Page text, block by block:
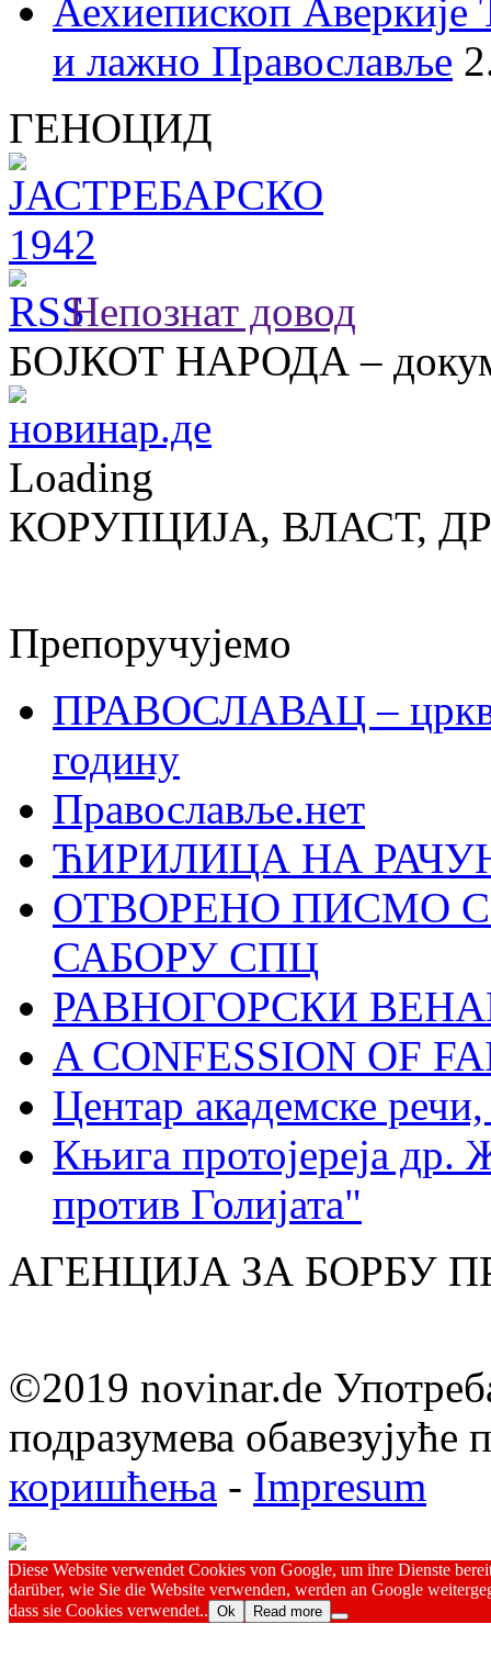
Аехиепископ
и лажно Православље
ГЕНОЦИД
Непознат довод
БОЈКОТ НАРОДА –
Loading
КОРУПЦИЈА, ВЛАСТ,
Препоручујемо
ПРАВОСЛАВАЦ –
годину
Православље.нет
ЋИРИЛИЦА НА
ОТВОРЕНО ПИСМО
САБОРУ СПЦ
РАВНОГОРСКИ
A CONFESSION OF
Центар академске
Књига протојереја др.
против Голијата"
АГЕНЦИЈА ЗА БОРБУ
©2019 novinar.de
подразумева обавезујуће
коришћења - Impresum
Diese Website verwendet Cookies von Google, um ihre Dienste
darüber, wie Sie die Website verwenden, werden an Google
dass sie Cookies verwendet.. Ok Read more